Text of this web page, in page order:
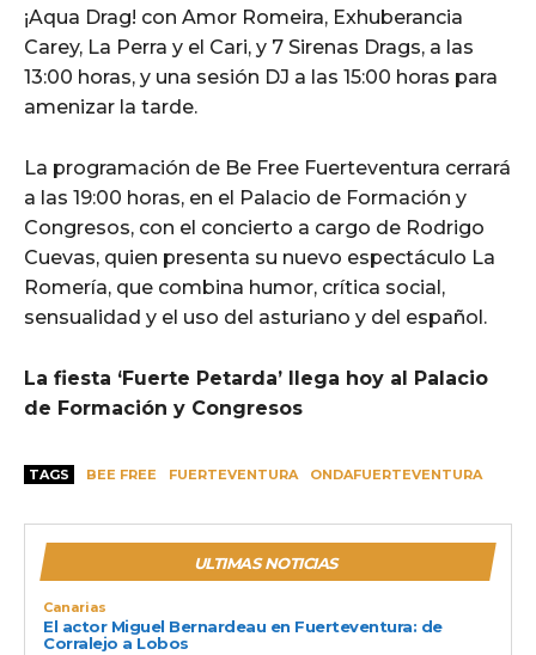
¡Aqua Drag! con Amor Romeira, Exhuberancia
Carey, La Perra y el Cari, y 7 Sirenas Drags, a las
13:00 horas, y una sesión DJ a las 15:00 horas para
amenizar la tarde.
La programación de Be Free Fuerteventura cerrará
a las 19:00 horas, en el Palacio de Formación y
Congresos, con el concierto a cargo de Rodrigo
Cuevas, quien presenta su nuevo espectáculo La
Romería, que combina humor, crítica social,
sensualidad y el uso del asturiano y del español.
La fiesta ‘Fuerte Petarda’ llega hoy al Palacio
de Formación y Congresos
TAGS BEE FREE FUERTEVENTURA ONDAFUERTEVENTURA
ULTIMAS NOTICIAS
Canarias
El actor Miguel Bernardeau en Fuerteventura: de
Corralejo a Lobos